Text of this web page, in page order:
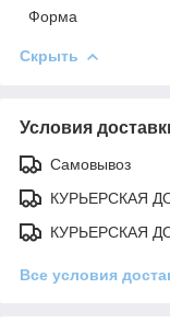
Форма
Скрыть
Условия
Самовывоз
КУРЬЕРСКАЯ
КУРЬЕРСКАЯ
Все условия